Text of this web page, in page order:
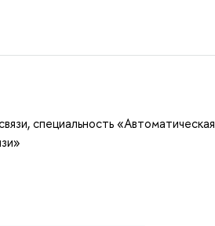
специальность «Автоматическая